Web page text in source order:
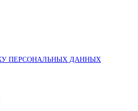
ПЕРСОНАЛЬНЫХ ДАННЫХ